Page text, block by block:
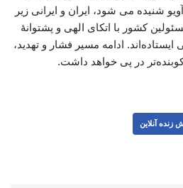
شنیده می شود، ایران و ایرانی زیر
کشور با اتکای الهی و پشتوانۀ
ایستاده‌اند. ادامه مسیر فشار و تهدید،
در پی خواهد داشت.
زنده آنلاین